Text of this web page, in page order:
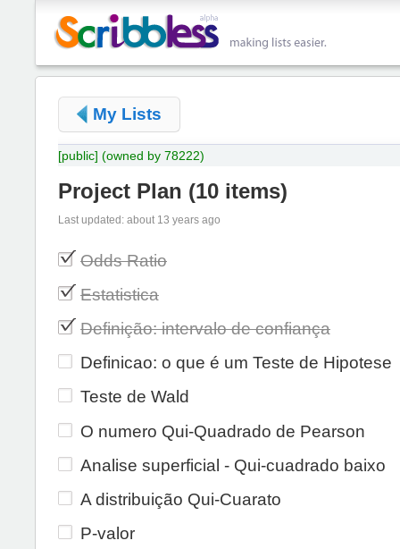
My Lists
[public] (owned by 78222)
Project Plan (10 items)
Last updated: about 13 years ago
Odds Ratio
Estatistica
Definição: intervalo de confiança
Definicao: o que é um Teste de Hipotese
Teste de Wald
O numero Qui-Quadrado de Pearson
Analise superficial - Qui-cuadrado baixo
A distribuição Qui-Cuarato
P-valor